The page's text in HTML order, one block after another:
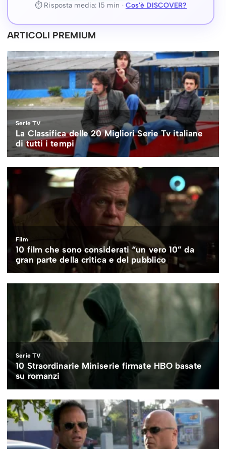
⏱ Risposta media: 15 min · Cos'è DISCOVER?
ARTICOLI PREMIUM